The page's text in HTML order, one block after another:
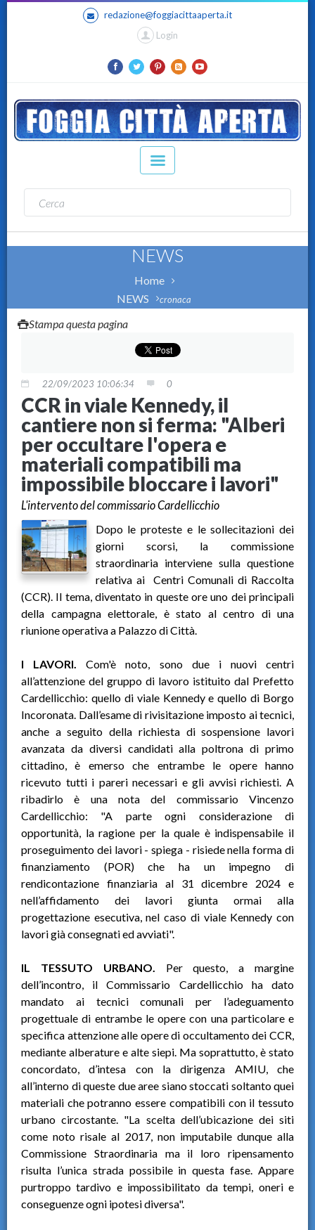
redazione@foggiacittaaperta.it
Login
NEWS
Home
NEWS
cronaca
Stampa questa pagina
22/09/2023 10:06:34 0
CCR in viale Kennedy, il
cantiere non si ferma: "Alberi
per occultare l'opera e
materiali compatibili ma
impossibile bloccare i lavori"
L'intervento del commissario Cardellicchio
Dopo le proteste e le sollecitazioni dei
giorni scorsi, la commissione
straordinaria interviene sulla questione
relativa ai Centri Comunali di Raccolta
(CCR). Il tema, diventato in queste ore uno dei principali
della campagna elettorale, è stato al centro di una
riunione operativa a Palazzo di Città.
I LAVORI. Com'è noto, sono due i nuovi centri
all’attenzione del gruppo di lavoro istituito dal Prefetto
Cardellicchio: quello di viale Kennedy e quello di Borgo
Incoronata. Dall’esame di rivisitazione imposto ai tecnici,
anche a seguito della richiesta di sospensione lavori
avanzata da diversi candidati alla poltrona di primo
cittadino, è emerso che entrambe le opere hanno
ricevuto tutti i pareri necessari e gli avvisi richiesti. A
ribadirlo è una nota del commissario Vincenzo
Cardellicchio: "A parte ogni considerazione di
opportunità, la ragione per la quale è indispensabile il
proseguimento dei lavori - spiega - risiede nella forma di
finanziamento (POR) che ha un impegno di
rendicontazione finanziaria al 31 dicembre 2024 e
nell’affidamento dei lavori giunta ormai alla
progettazione esecutiva, nel caso di viale Kennedy con
lavori già consegnati ed avviati".
IL TESSUTO URBANO. Per questo, a margine
dell’incontro, il Commissario Cardellicchio ha dato
mandato ai tecnici comunali per l’adeguamento
progettuale di entrambe le opere con una particolare e
specifica attenzione alle opere di occultamento dei CCR,
mediante alberature e alte siepi. Ma soprattutto, è stato
concordato, d’intesa con la dirigenza AMIU, che
all’interno di queste due aree siano stoccati soltanto quei
materiali che potranno essere compatibili con il tessuto
urbano circostante. "La scelta dell’ubicazione dei siti
come noto risale al 2017, non imputabile dunque alla
Commissione Straordinaria ma il loro ripensamento
risulta l’unica strada possibile in questa fase. Appare
purtroppo tardivo e impossibilitato da tempi, oneri e
conseguenze ogni ipotesi diversa".